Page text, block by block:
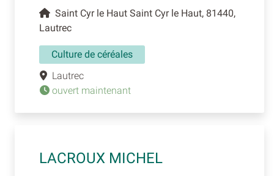
Saint Cyr le Haut Saint Cyr le Haut, 81440,
Lautrec
Culture de céréales
Lautrec
ouvert maintenant
LACROUX MICHEL